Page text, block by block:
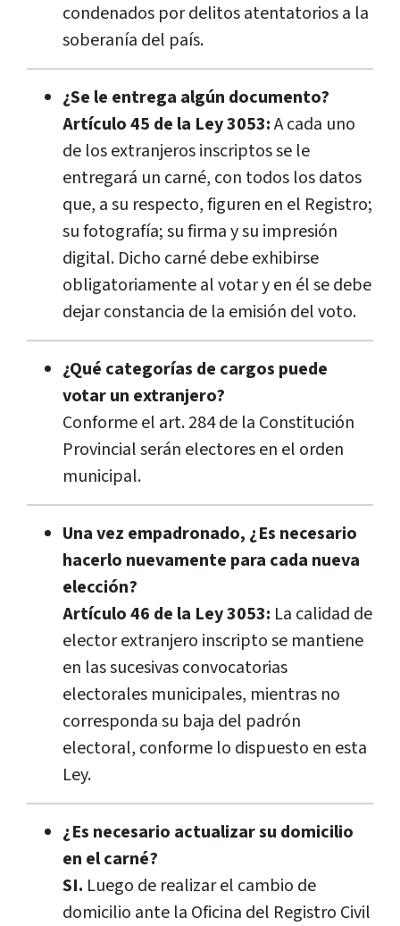
condenados por delitos atentatorios a la
soberanía del país.
¿Se le entrega algún documento?
Artículo 45 de la Ley 3053:A cada uno
de los extranjeros inscriptos se le
entregará un carné, con todos los datos
que, a su respecto, figuren en el Registro;
su fotografía; su firma y su impresión
digital. Dicho carné debe exhibirse
obligatoriamente al votar y en él se debe
dejar constancia de la emisión del voto.
¿Qué categorías de cargos puede
votar un extranjero?
Conforme el art. 284 de la Constitución
Provincial serán electores en el orden
municipal.
Una vez empadronado, ¿Es necesario
hacerlo nuevamente para cada nueva
elección?
Artículo 46 de la Ley 3053: La calidad de
elector extranjero inscripto se mantiene
en las sucesivas convocatorias
electorales municipales, mientras no
corresponda su baja del padrón
electoral, conforme lo dispuesto en esta
Ley.
¿Es necesario actualizar su domicilio
en el carné?
SI. Luego de realizar el cambio de
domicilio ante la Oficina del Registro Civil